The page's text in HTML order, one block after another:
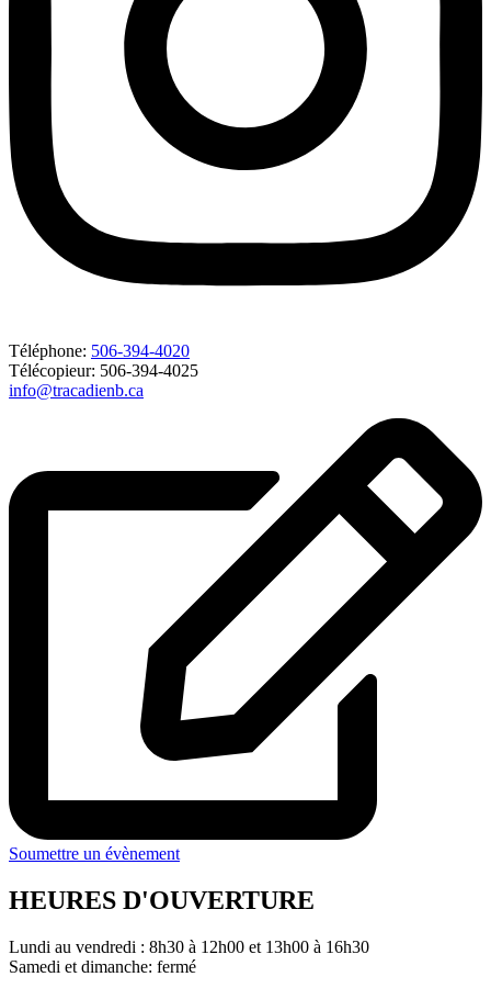
Téléphone: 506-394-4020
Télécopieur: 506-394-4025
info@tracadienb.ca
Soumettre un évènement
HEURES D'OUVERTURE
Lundi au vendredi : 8h30 à 12h00 et 13h00 à 16h30
Samedi et dimanche: fermé